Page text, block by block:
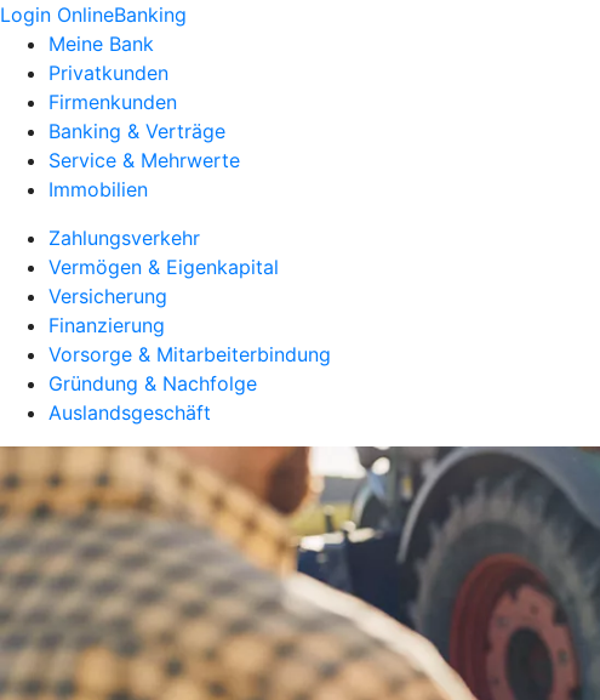
Login OnlineBanking
Meine Bank
Privatkunden
Firmenkunden
Banking & Verträge
Service & Mehrwerte
Immobilien
Zahlungsverkehr
Vermögen & Eigenkapital
Versicherung
Finanzierung
Vorsorge & Mitarbeiterbindung
Gründung & Nachfolge
Auslandsgeschäft